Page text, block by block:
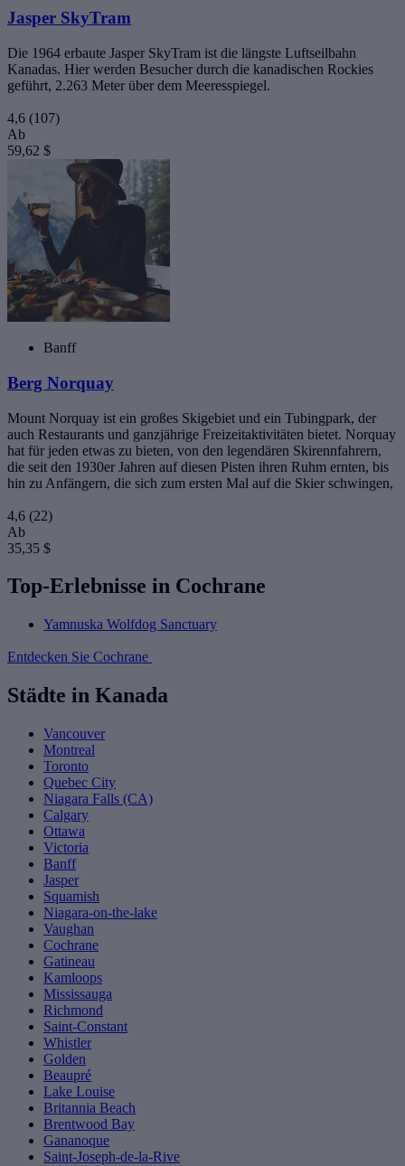
Jasper SkyTram
Die 1964 erbaute Jasper SkyTram ist die längste Luftseilbahn
Kanadas. Hier werden Besucher durch die kanadischen Rockies
geführt, 2.263 Meter über dem Meeresspiegel.
4,6 (107)
Ab
59,62 $
Banff
Berg Norquay
Mount Norquay ist ein großes Skigebiet und ein Tubingpark, der
auch Restaurants und ganzjährige Freizeitaktivitäten bietet. Norquay
hat für jeden etwas zu bieten, von den legendären Skirennfahrern,
die seit den 1930er Jahren auf diesen Pisten ihren Ruhm ernten, bis
hin zu Anfängern, die sich zum ersten Mal auf die Skier schwingen,
4,6 (22)
Ab
35,35 $
Top-Erlebnisse in Cochrane
Yamnuska Wolfdog Sanctuary
Entdecken Sie Cochrane
Städte in Kanada
Vancouver
Montreal
Toronto
Quebec City
Niagara Falls (CA)
Calgary
Ottawa
Victoria
Banff
Jasper
Squamish
Niagara-on-the-lake
Vaughan
Cochrane
Gatineau
Kamloops
Mississauga
Richmond
Saint-Constant
Whistler
Golden
Beaupré
Lake Louise
Britannia Beach
Brentwood Bay
Gananoque
Saint-Joseph-de-la-Rive